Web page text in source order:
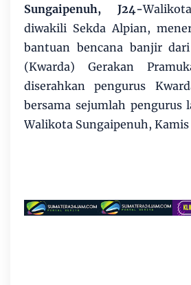
Sungaipenuh, J24-
diwakili Sekda Alpian,
bantuan bencana banjir
(Kwarda) Gerakan
diserahkan pengurus
bersama sejumlah pengurus
Walikota Sungaipenuh, Kamis